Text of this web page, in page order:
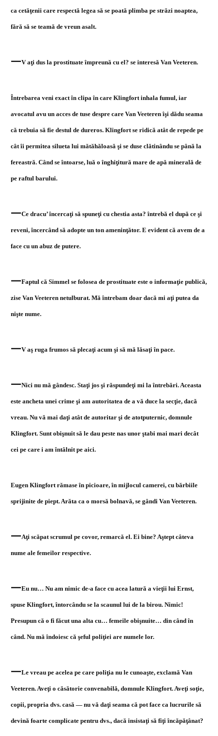
ca cetăţenii care respectă legea să se poată plimba pe străzi noaptea,
fără să se teamă de vreun asalt.
—V aţi dus la prostituate împreună cu el? se interesă Van Veeteren.
Întrebarea veni exact în clipa în care Klingfort inhala fumul, iar
avocatul avu un acces de tuse despre care Van Veeteren îşi dădu seama
că trebuia să fie destul de dureros. Klingfort se ridică atât de repede pe
cât îi permitea silueta lui mătăhăloasă şi se duse clătinându se până la
fereastră. Când se întoarse, luă o înghiţitură mare de apă minerală de
pe raftul barului.
—Ce dracu’ încercaţi să spuneţi cu chestia asta? întrebă el după ce şi
reveni, încercând să adopte un ton ameninţător. E evident că avem de a
face cu un abuz de putere.
—Faptul că Simmel se folosea de prostituate este o informaţie publică,
zise Van Veeteren netulburat. Mă întrebam doar dacă mi aţi putea da
nişte nume.
—V aş ruga frumos să plecaţi acum şi să mă lăsaţi în pace.
—Nici nu mă gândesc. Staţi jos şi răspundeţi mi la întrebări. Aceasta
este ancheta unei crime şi am autoritatea de a vă duce la secţie, dacă
vreau. Nu vă mai daţi atât de autoritar şi de atotputernic, domnule
Klingfort. Sunt obişnuit să le dau peste nas unor ştabi mai mari decât
cei pe care i am întâlnit pe aici.
Eugen Klingfort rămase în picioare, în mijlocul camerei, cu bărbiile
sprijinite de piept. Arăta ca o morsă bolnavă, se gândi Van Veeteren.
—Aţi scăpat scrumul pe covor, remarcă el. Ei bine? Aştept câteva
nume ale femeilor respective.
—Eu nu… Nu am nimic de-a face cu acea latură a vieţii lui Ernst,
spuse Klingfort, întorcându se la scaunul lui de la birou. Nimic!
Presupun că o fi făcut una alta cu… femeile obişnuite… din când în
când. Nu mă îndoiesc că şeful poliţiei are numele lor.
—Le vreau pe acelea pe care poliţia nu le cunoaşte, exclamă Van
Veeteren. Aveţi o căsătorie convenabilă, domnule Klingfort. Aveţi soţie,
copii, propria dvs. casă — nu vă daţi seama că pot face ca lucrurile să
devină foarte complicate pentru dvs., dacă insistaţi să fiţi încăpăţânat?